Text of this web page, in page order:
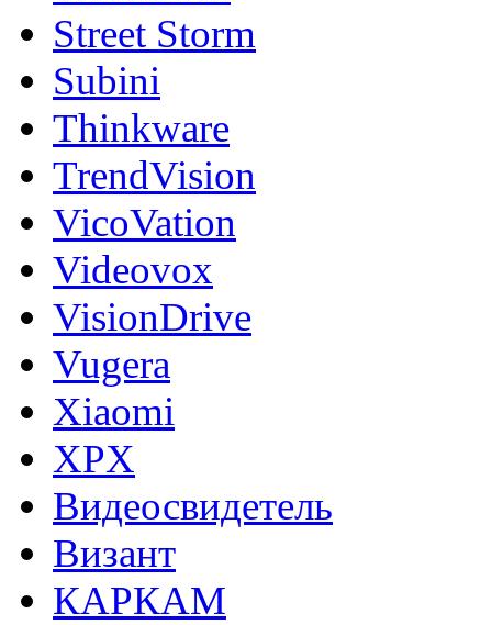
Street Storm
Subini
Thinkware
TrendVision
VicoVation
Videovox
VisionDrive
Vugera
Xiaomi
XPX
Видеосвидетель
Визант
КАРКАМ